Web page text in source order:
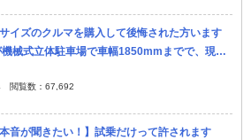
イズのクルマを購入して後悔された方います
械式立体駐車場で車幅1850mmまでで、現在
す。 運転がへたッぴなので「次のクルマはコ
閲覧数： 67,692
音が聞きたい！】試乗だけって許されます